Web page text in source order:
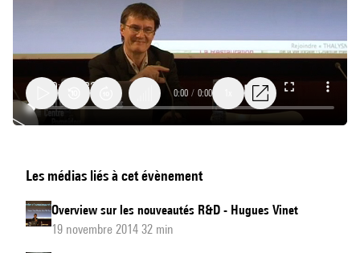
Research
and
Development
0:00 / 0:00
Les médias liés à cet évènement
Overview sur les nouveautés R&D - Hugues Vinet
19 novembre 2014 32 min